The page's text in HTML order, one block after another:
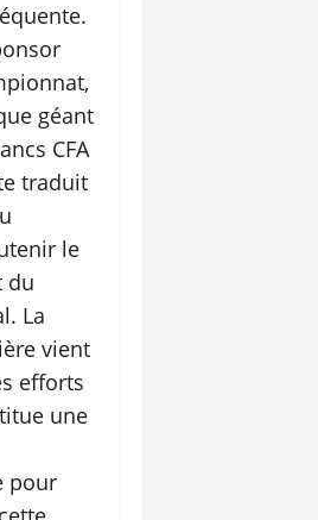
géant
CFA
traduit
le
du
La
vient
efforts
une
pour